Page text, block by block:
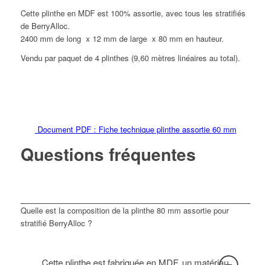
Cette plinthe en MDF est 100% assortie, avec tous les stratifiés
de BerryAlloc.
2400 mm de long x 12 mm de large x 80 mm en hauteur.
Vendu par paquet de 4 plinthes (9,60 mètres linéaires au total).
Document PDF : Fiche technique plinthe assortie 60 mm
Questions fréquentes
Quelle est la composition de la plinthe 80 mm assortie pour
stratifié BerryAlloc ?
Cette plinthe est fabriquée en MDF, un matériau